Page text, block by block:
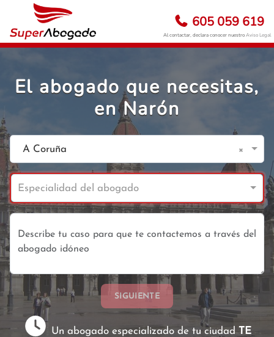
605 059 619
Al contactar, declara conocer nuestroAviso Legal
El abogado que necesitas,
en Narón
A Coruña ×
Especialidad del abogado
SIGUIENTE
Un abogado especializado de tu ciudadTE